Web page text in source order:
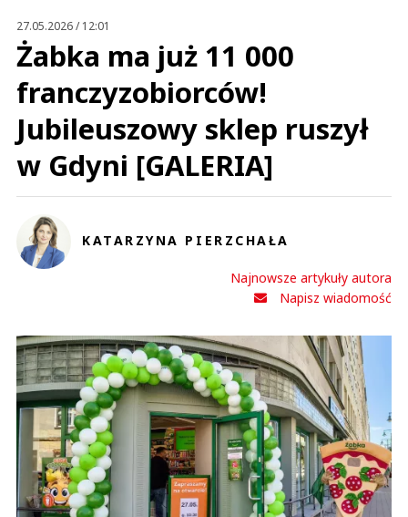
27.05.2026 / 12:01
Żabka ma już 11 000
franczyzobiorców!
Jubileuszowy sklep ruszył
w Gdyni [GALERIA]
KATARZYNA PIERZCHAŁA
Najnowsze artykuły autora
Napisz wiadomość